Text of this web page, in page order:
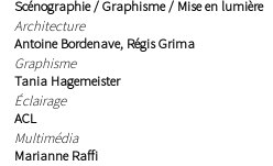
Scénographie / Graphisme / Mise en lumière
Architecture
Antoine Bordenave, Régis Grima
Graphisme
Tania Hagemeister
Éclairage
ACL
Multimédia
Marianne Raffi